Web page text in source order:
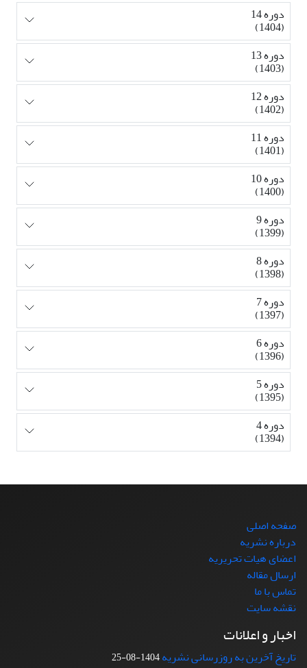
دوره 14
(1404)
دوره 13
(1403)
دوره 12
(1402)
دوره 11
(1401)
دوره 10
(1400)
دوره 9
(1399)
دوره 8
(1398)
دوره 7
(1397)
دوره 6
(1396)
دوره 5
(1395)
دوره 4
(1394)
صفحه اصلی
درباره نشریه
اعضای هیات تحریریه
ارسال مقاله
تماس با ما
نقشه سایت
اخبار و اعلانات
تاریخ آخرین به روزرسانی نشریه1404-08-25